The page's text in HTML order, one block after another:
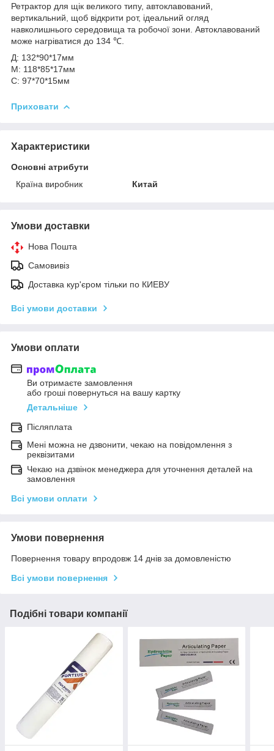
Ретрактор для щік великого типу, автоклавований,
вертикальний, щоб відкрити рот, ідеальний огляд
навколишнього середовища та робочої зони. Автоклавований
може нагріватися до 134 ℃.
Д: 132*90*17мм
М: 118*85*17мм
С: 97*70*15мм
Приховати
Характеристики
Основні атрибути
Країна виробник
Китай
Умови доставки
Нова Пошта
Самовивіз
Доставка кур'єром тільки по КИЕВУ
Всі умови доставки
Умови оплати
Ви отримаєте замовлення
або гроші повернуться на вашу картку
Детальніше
Післяплата
Мені можна не дзвонити, чекаю на повідомлення з
реквізитами
Чекаю на дзвінок менеджера для уточнення деталей на
замовлення
Всі умови оплати
Умови повернення
Повернення товару впродовж 14 днів за домовленістю
Всі умови повернення
Подібні товари компанії